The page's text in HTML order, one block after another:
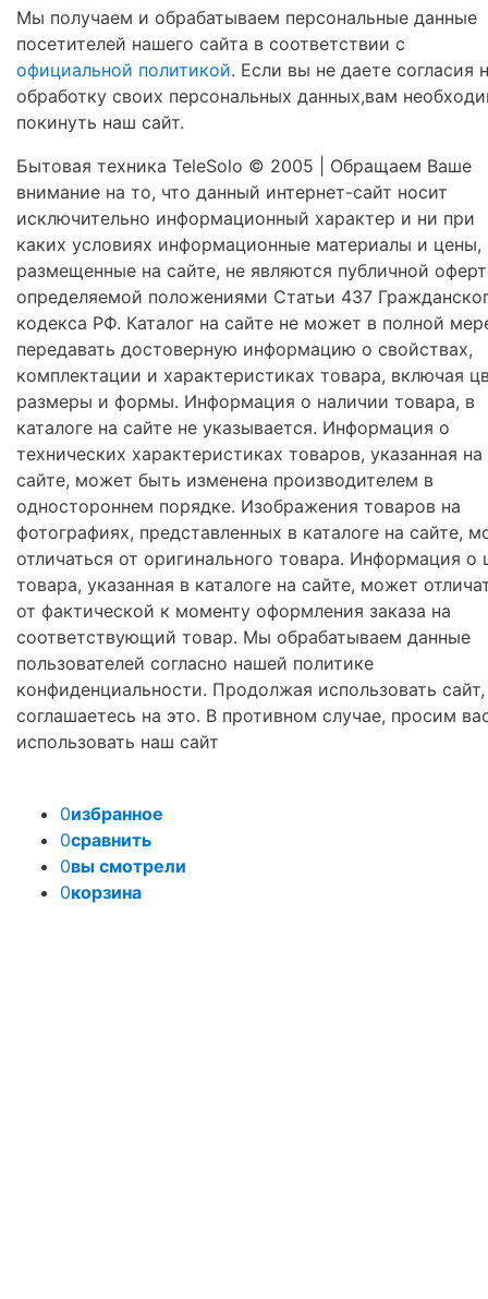
Мы получаем и обрабатываем персональные данные
посетителей нашего сайта в соответствии с
официальной политикой. Если вы не даете согласия
обработку своих персональных данных,вам
покинуть наш сайт.
Бытовая техника TeleSolo © 2005 | Обращаем Ваше
внимание на то, что данный интернет-сайт носит
исключительно информационный характер и ни при
каких условиях информационные материалы и цены,
размещенные на сайте, не являются публичной
определяемой положениями Статьи 437
кодекса РФ. Каталог на сайте не может в полной
передавать достоверную информацию о свойствах,
комплектации и характеристиках товара, включая
размеры и формы. Информация о наличии товара, в
каталоге на сайте не указывается. Информация о
технических характеристиках товаров, указанная на
сайте, может быть изменена производителем в
одностороннем порядке. Изображения товаров на
фотографиях, представленных в каталоге на сайте,
отличаться от оригинального товара. Информация о
товара, указанная в каталоге на сайте, может
от фактической к моменту оформления заказа на
соответствующий товар. Мы обрабатываем данные
пользователей согласно нашей политике
конфиденциальности. Продолжая использовать
соглашаетесь на это. В противном случае, просим
использовать наш сайт
0избранное
0сравнить
0вы смотрели
0корзина